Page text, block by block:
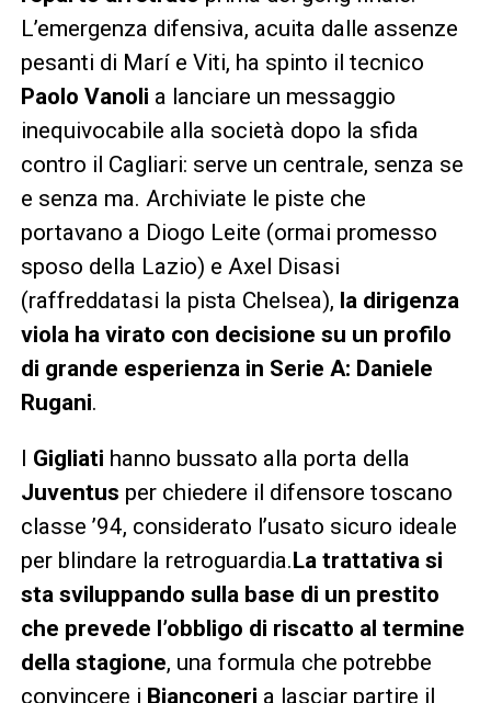
L’emergenza difensiva, acuita dalle assenze
pesanti di Marí e Viti, ha spinto il tecnico
Paolo Vanoli a lanciare un messaggio
inequivocabile alla società dopo la sfida
contro il Cagliari: serve un centrale, senza se
e senza ma. Archiviate le piste che
portavano a Diogo Leite (ormai promesso
sposo della Lazio) e Axel Disasi
(raffreddatasi la pista Chelsea), la dirigenza
viola ha virato con decisione su un profilo
di grande esperienza in Serie A: Daniele
Rugani.
I Gigliati hanno bussato alla porta della
Juventus per chiedere il difensore toscano
classe ’94, considerato l’usato sicuro ideale
per blindare la retroguardia.La trattativa si
sta sviluppando sulla base di un prestito
che prevede l’obbligo di riscatto al termine
della stagione, una formula che potrebbe
convincere i Bianconeri a lasciar partire il